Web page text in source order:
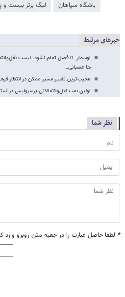
باشگاه سپاهان لیگ برتر بیست و
خبرهای مرتبط
اوسمار: تا فصل تمام نشود، لیست
ها عصبانی…
عجیب‌ترین تغییر مسیر ممکن در انتظار
اولین بمب نقل‌وانتقالاتی پرسپولیس در
نظر شما
* لطفا حاصل عبارت را در جعبه متن روبرو وارد